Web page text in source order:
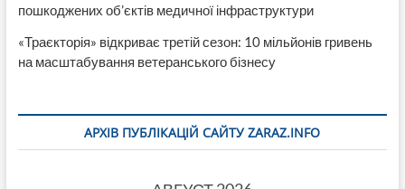
пошкоджених об’єктів медичної інфраструктури
«Траєкторія» відкриває третій сезон: 10 мільйонів гривень
на масштабування ветеранського бізнесу
АРХІВ ПУБЛІКАЦІЙ САЙТУ ZARAZ.INFO